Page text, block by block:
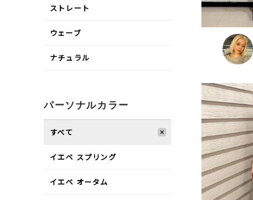
ストレート
ウェーブ
ナチュラル
パーソナルカラー
すべて
イエベ スプリング
イエベ オータム